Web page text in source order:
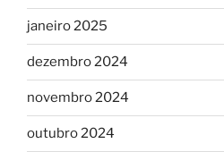
janeiro 2025
dezembro 2024
novembro 2024
outubro 2024